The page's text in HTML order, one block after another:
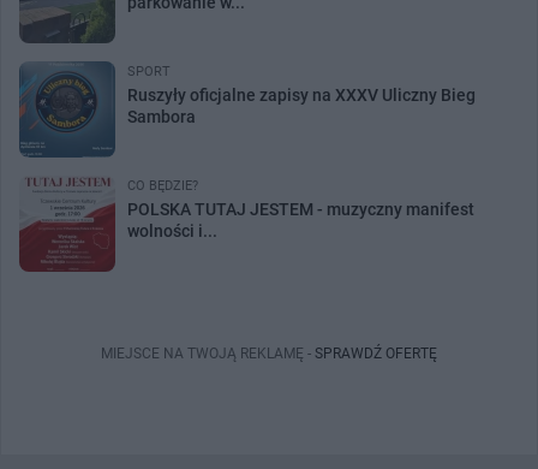
SPORT
Ruszyły oficjalne zapisy na XXXV Uliczny Bieg
Sambora
CO BĘDZIE?
POLSKA TUTAJ JESTEM - muzyczny manifest
wolności i...
MIEJSCE NA TWOJĄ REKLAMĘ - SPRAWDŹ OFERTĘ